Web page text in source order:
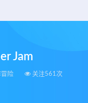
Jam
险
关注561次